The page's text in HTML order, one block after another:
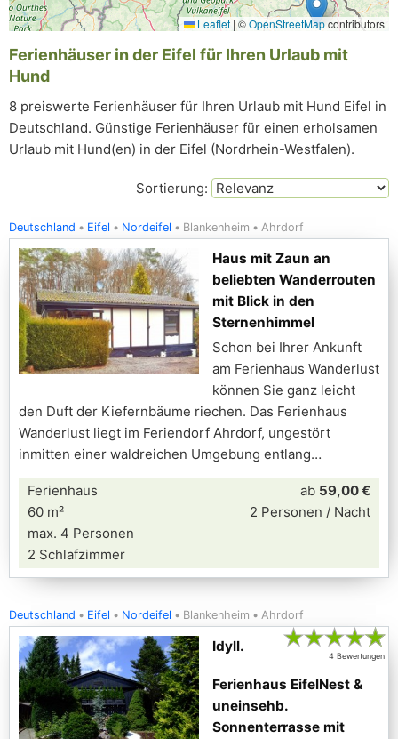
Leaflet | ©OpenStreetMapcontributors
Ferienhäuser in der Eifel für Ihren Urlaub mit
Hund
8 preiswerte Ferienhäuser für Ihren Urlaub mit Hund Eifel in
Deutschland. Günstige Ferienhäuser für einen erholsamen
Urlaub mit Hund(en) in der Eifel (Nordrhein-Westfalen).
Sortierung:
Deutschland Eifel Nordeifel Blankenheim Ahrdorf
Haus mit Zaun an
beliebten Wanderrouten
mit Blick in den
Sternenhimmel
Schon bei Ihrer Ankunft
am Ferienhaus Wanderlust
können Sie ganz leicht
den Duft der Kiefernbäume riechen. Das Ferienhaus
Wanderlust liegt im Feriendorf Ahrdorf, ungestört
inmitten einer waldreichen Umgebung entlang
Ferienhaus
60 m²
max. 4 Personen
2 Schlafzimmer
ab 59,00 €
2 Personen / Nacht
Deutschland Eifel Nordeifel Blankenheim Ahrdorf
★★★★★
4 Bewertungen
Idyll.
Ferienhaus EifelNest &
uneinsehb.
Sonnenterrasse mit